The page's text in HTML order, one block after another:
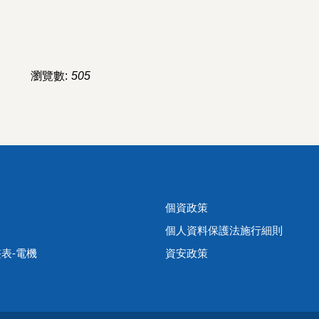
瀏覽數: 505
個資政策
個人資料保護法施行細則
-電機
資安政策